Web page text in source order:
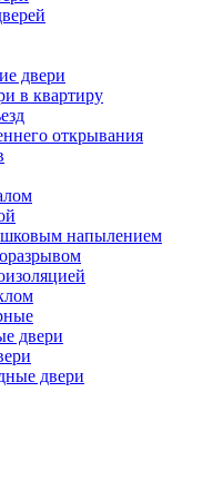
двери
в квартиру
открывания
напылением
двери
двери